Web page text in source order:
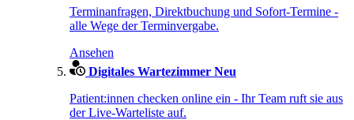
Terminanfragen, Direktbuchung und Sofort-Termine -
alle Wege der Terminvergabe.
Ansehen
Digitales Wartezimmer Neu
Patient:innen checken online ein - Ihr Team ruft sie aus
der Live-Warteliste auf.